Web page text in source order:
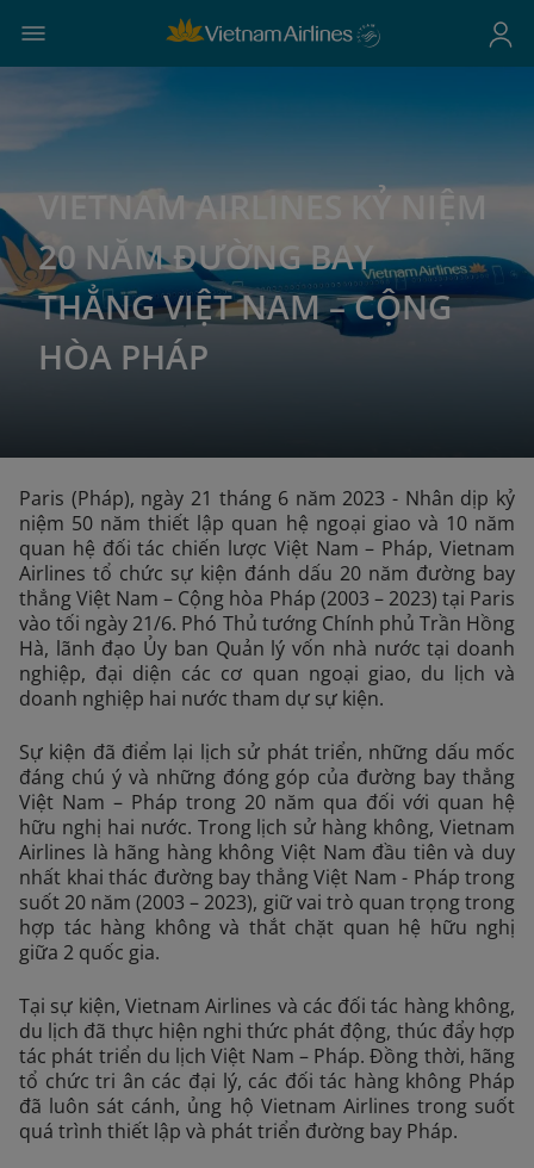
VIETNAM AIRLINES KỶ NIỆM
20 NĂM ĐƯỜNG BAY
THẲNG VIỆT NAM – CỘNG
HÒA PHÁP
Paris (Pháp), ngày 21 tháng 6 năm 2023 - Nhân dịp kỷ
niệm 50 năm thiết lập quan hệ ngoại giao và 10 năm
quan hệ đối tác chiến lược Việt Nam – Pháp, Vietnam
Airlines tổ chức sự kiện đánh dấu 20 năm đường bay
thẳng Việt Nam – Cộng hòa Pháp (2003 – 2023) tại Paris
vào tối ngày 21/6. Phó Thủ tướng Chính phủ Trần Hồng
Hà, lãnh đạo Ủy ban Quản lý vốn nhà nước tại doanh
nghiệp, đại diện các cơ quan ngoại giao, du lịch và
doanh nghiệp hai nước tham dự sự kiện.
Sự kiện đã điểm lại lịch sử phát triển, những dấu mốc
đáng chú ý và những đóng góp của đường bay thẳng
Việt Nam – Pháp trong 20 năm qua đối với quan hệ
hữu nghị hai nước. Trong lịch sử hàng không, Vietnam
Airlines là hãng hàng không Việt Nam đầu tiên và duy
nhất khai thác đường bay thẳng Việt Nam - Pháp trong
suốt 20 năm (2003 – 2023), giữ vai trò quan trọng trong
hợp tác hàng không và thắt chặt quan hệ hữu nghị
giữa 2 quốc gia.
Tại sự kiện, Vietnam Airlines và các đối tác hàng không,
du lịch đã thực hiện nghi thức phát động, thúc đẩy hợp
tác phát triển du lịch Việt Nam – Pháp. Đồng thời, hãng
tổ chức tri ân các đại lý, các đối tác hàng không Pháp
đã luôn sát cánh, ủng hộ Vietnam Airlines trong suốt
quá trình thiết lập và phát triển đường bay Pháp.